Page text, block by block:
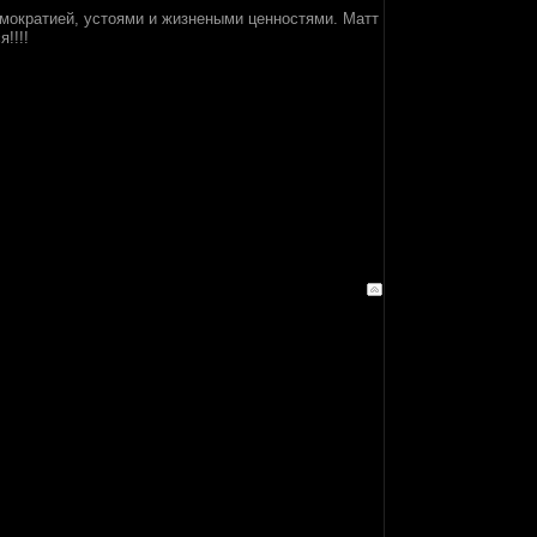
устоями и жизнеными ценностями. Матт